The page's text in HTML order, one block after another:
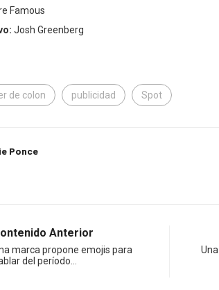
Famous
Josh Greenberg
de colon publicidad Spot
Ponce
Anterior
marca propone emojis para
del período…